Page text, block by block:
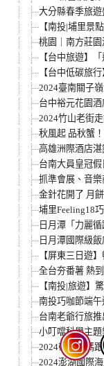
大分縣春季旅
【南投|埔里景
桃園｜南方莊
【台中旅遊】
【台中低碳旅
2024臺南關子
台中裕元花園
2024竹山老街
秋風起 品秋蟹
高雄洲際酒店
台南大員皇冠
抓準會展、音
金針花開了 月
埔里Feeling18
日月潭「力麗
日月潭國際級
【屏東三日遊
全台夯番薯 熱
【南投|旅遊】
南投巧咖節端
台南老爺行旅
小叮噹科學主
2024帶著媽媽
2024澎湖國際